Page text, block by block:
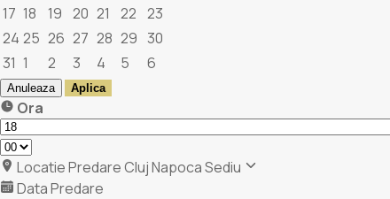
17 18 19 20 21 22 23
24 25 26 27 28 29 30
31 1 2 3 4 5 6
Anuleaza Aplica
Ora
Locatie PredareCluj Napoca Sediu
Data Predare